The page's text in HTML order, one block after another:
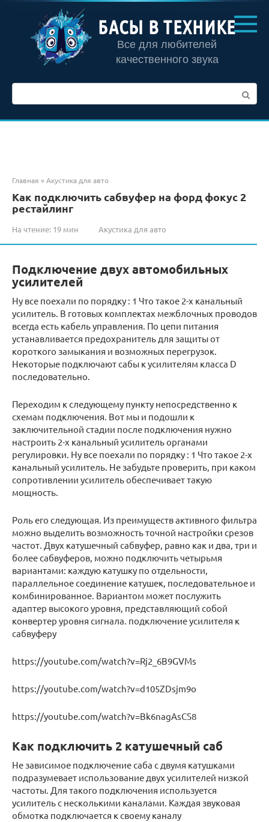
контенту
БАСЫ В ТЕХНИКЕ
Все для любителей
качественного звука
Главная »Акустика для авто
Как подключить сабвуфер на форд фокус 2
рестайлинг
На чтение: 19 мин Акустика для авто
Подключение двух автомобильных
усилителей
Ну все поехали по порядку : 1 Что такое 2-х канальный
усилитель. В готовых комплектах межблочных проводов
всегда есть кабель управления. По цепи питания
устанавливается предохранитель для защиты от
короткого замыкания и возможных перегрузок.
Некоторые подключают сабы к усилителям класса D
последовательно.
Переходим к следующему пункту непосредственно к
схемам подключения. Вот мы и подошли к
заключительной стадии после подключения нужно
настроить 2-х канальный усилитель органами
регулировки. Ну все поехали по порядку : 1 Что такое 2-х
канальный усилитель. Не забудьте проверить, при каком
сопротивлении усилитель обеспечивает такую
мощность.
Роль его следующая. Из преимуществ активного фильтра
можно выделить возможность точной настройки срезов
частот. Двух катушечный сабвуфер, равно как и два, три и
более сабвуферов, можно подключить четырьмя
вариантами: каждую катушку по отдельности,
параллельное соединение катушек, последовательное и
комбинированное. Вариантом может послужить
адаптер высокого уровня, представляющий собой
конвертер уровня сигнала. подключение усилителя к
сабвуферу
https://youtube.com/watch?v=Rj2_6B9GVMs
https://youtube.com/watch?v=d105ZDsjm9o
https://youtube.com/watch?v=Bk6nagAsCS8
Как подключить 2 катушечный саб
Не зависимое подключение саба с двумя катушками
подразумевает использование двух усилителей низкой
частоты. Для такого подключения используется
усилитель с несколькими каналами. Каждая звуковая
обмотка подключается к своему каналу